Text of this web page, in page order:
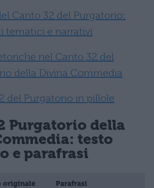
Canto 32 del Purgatorio:
tematici e narrativi
nel Canto 32 del
della Divina Commedia
del Purgatorio in pillole
Purgatorio della
testo
e parafrasi
originale Parafrasi